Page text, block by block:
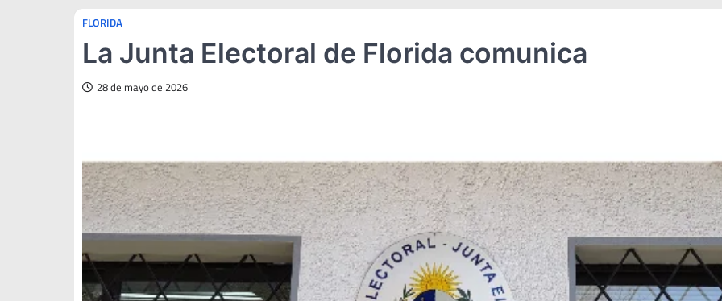
FLORIDA
La Junta Electoral de Florida comunica
28 de mayo de 2026